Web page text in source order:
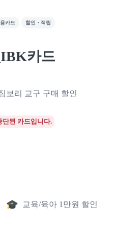
카드 할인・적립
카드
보리 교구 구매 할인
단된 카드입니다.
교육/육아 1만원 할인